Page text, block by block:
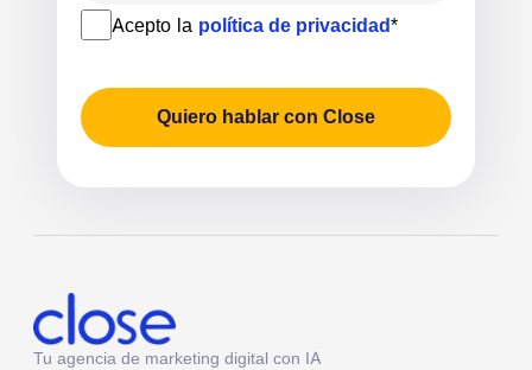
Acepto la política de privacidad*
Quiero hablar con Close
Tu agencia de marketing digital con IA